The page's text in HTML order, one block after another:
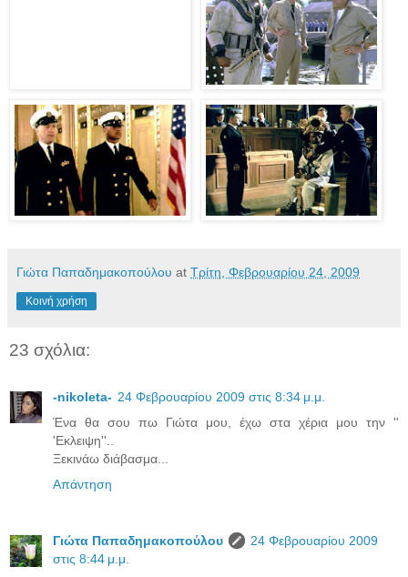
Γιώτα Παπαδημακοπούλου at Τρίτη, Φεβρουαρίου 24, 2009
Κοινή χρήση
23 σχόλια:
-nikoleta- 24 Φεβρουαρίου 2009 στις 8:34 μ.μ.
Ένα θα σου πω Γιώτα μου, έχω στα χέρια μου την ''
'Εκλειψη''..
Ξεκινάω διάβασμα...
Απάντηση
Γιώτα Παπαδημακοπούλου
24 Φεβρουαρίου 2009
στις 8:44 μ.μ.